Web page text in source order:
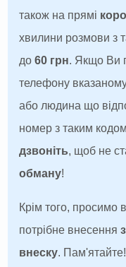
також на прямі
хвилини розмови з
до60 грн. Якщо Ви
телефону вказаному
або людина що
номер з таким
дзвоніть, щоб не
обману!
Крім того, просимо
потрібне внесення
внеску.